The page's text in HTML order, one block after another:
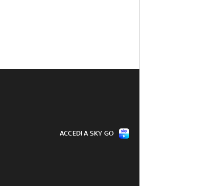
ACCEDI A SKY GO